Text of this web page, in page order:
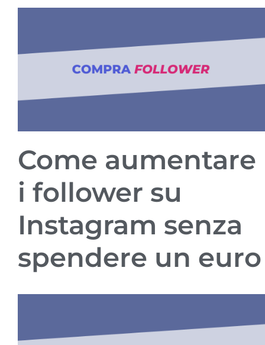
Come aumentare
i follower su
Instagram senza
spendere un euro